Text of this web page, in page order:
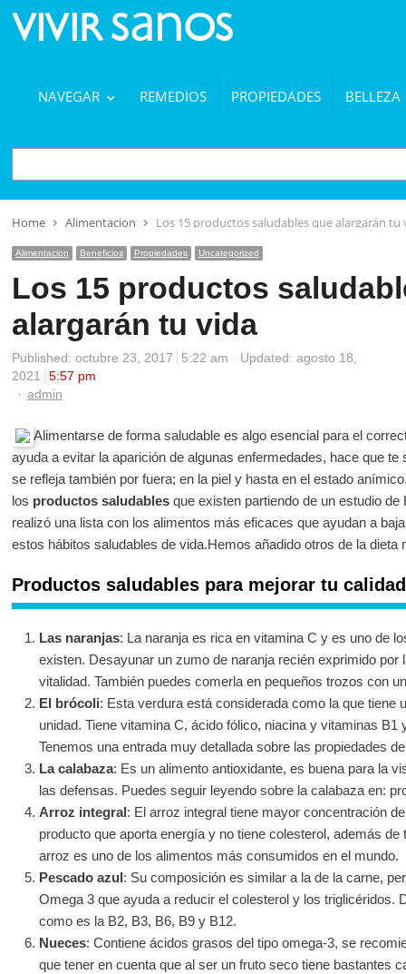
NAVEGAR REMEDIOS PROPIEDADES BELLEZA
BUSCAR
Home Alimentacion Los 15 productos saludables que alargarán tu
Alimentacion Beneficios Propiedades Uncategorized
Los 15 productos
alargarán tu vida
Published: octubre 23, 2017 5:22 am
Updated: agosto 18,
2021
5:57 pm
Author
admin
Alimentarse de forma saludable es algo esencial para el
ayuda a evitar la aparición de algunas enfermedades, hace que
se refleja también por fuera; en la piel y hasta en el estado
los productos saludablesque existen partiendo de un estudio
realizó una lista con los alimentos más eficaces que ayudan a
estos hábitos saludables de vida.Hemos añadido otros de la dieta
Productos saludables para mejorar tu
Las naranjas: La naranja es rica en vitamina C y es uno de
existen. Desayunar un zumo de naranja recién exprimido por
vitalidad. También puedes comerla en pequeños trozos con
El brócoli: Esta verdura está considerada como la que tiene
unidad. Tiene vitamina C, ácido fólico, niacina y vitaminas
Tenemos una entrada muy detallada sobre las propiedades
La calabaza: Es un alimento antioxidante, es buena para la
las defensas. Puedes seguir leyendo sobre la calabaza en:
Arroz integral: El arroz integral tiene mayor concentración
producto que aporta energía y no tiene colesterol, además
arroz es uno de los alimentos más consumidos en el mundo.
Pescado azul: Su composición es similar a la de la carne,
Omega 3 que ayuda a reducir el colesterol y los triglicéridos.
como es la B2, B3, B6, B9 y B12.
Nueces: Contiene ácidos grasos del tipo omega-3, se
que tener en cuenta que al ser un fruto seco tiene bastantes